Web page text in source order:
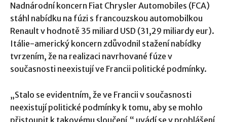
Nadnárodní koncern Fiat Chrysler Automobiles (FCA)
stáhl nabídku na fúzi s francouzskou automobilkou
Renault v hodnotě 35 miliard USD (31,29 miliardy eur).
Itálie-americký koncern zdůvodnil stažení nabídky
tvrzením, že na realizaci navrhované fúze v
současnosti neexistují ve Francii politické podmínky.
„Stalo se evidentním, že ve Francii v současnosti
neexistují politické podmínky k tomu, aby se mohlo